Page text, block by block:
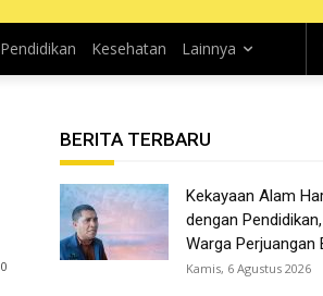
Pendidikan Kesehatan Lainnya
0
BERITA TERBARU
Kekayaan Alam
dengan
Warga Perjuangan
Kamis, 6 Agustus 2026